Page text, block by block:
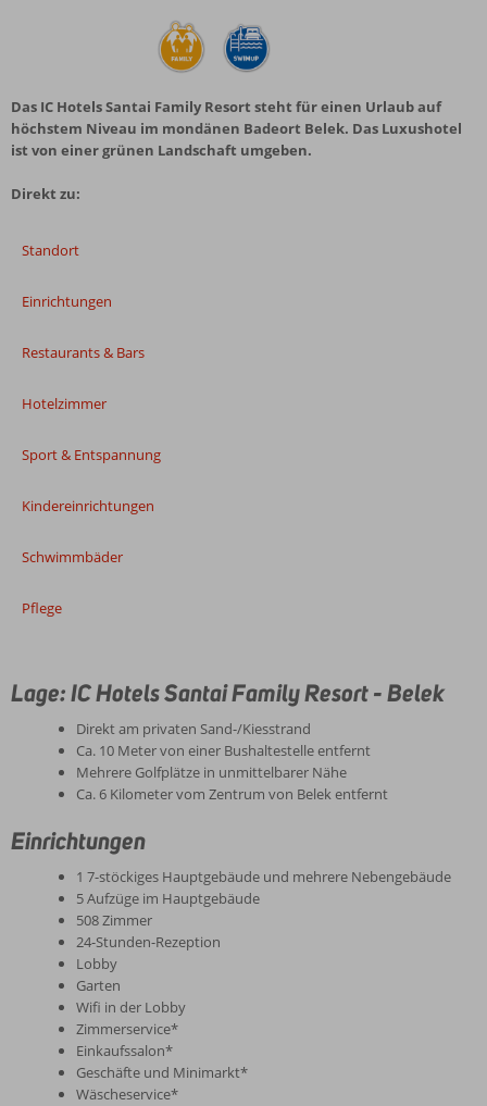
Das IC Hotels Santai Family Resort steht für einen Urlaub auf
höchstem Niveau im mondänen Badeort Belek. Das Luxushotel
ist von einer grünen Landschaft umgeben.
Direkt zu:
Standort
Einrichtungen
Restaurants & Bars
Hotelzimmer
Sport & Entspannung
Kindereinrichtungen
Schwimmbäder
Pflege
Lage: IC Hotels Santai Family Resort - Belek
Direkt am privaten Sand-/Kiesstrand
Ca. 10 Meter von einer Bushaltestelle entfernt
Mehrere Golfplätze in unmittelbarer Nähe
Ca. 6 Kilometer vom Zentrum von Belek entfernt
Einrichtungen
1 7-stöckiges Hauptgebäude und mehrere Nebengebäude
5 Aufzüge im Hauptgebäude
508 Zimmer
24-Stunden-Rezeption
Lobby
Garten
Wifi in der Lobby
Zimmerservice*
Einkaufssalon*
Geschäfte und Minimarkt*
Wäscheservice*